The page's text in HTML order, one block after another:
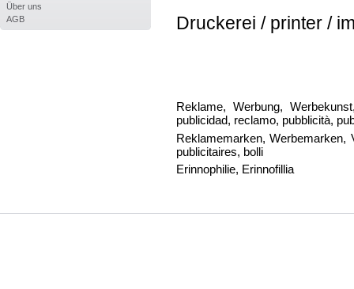
Über uns
AGB
Druckerei / printer /
Reklame, Werbung,
publicidad, reclamo, pubblicità,
Reklamemarken, Werbemarken,
publicitaires, bolli
Erinnophilie, Erinnofillia